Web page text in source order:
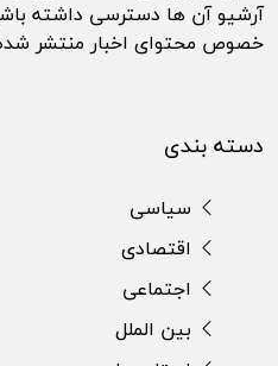
آرشیو آن ها دسترسی داشته
خصوص محتوای اخبار منتشر شده
دسته بندی
سیاسی
اقتصادی
اجتماعی
بین الملل